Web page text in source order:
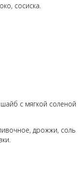
сосиска.
с мягкой соленой
дрожжи, соль